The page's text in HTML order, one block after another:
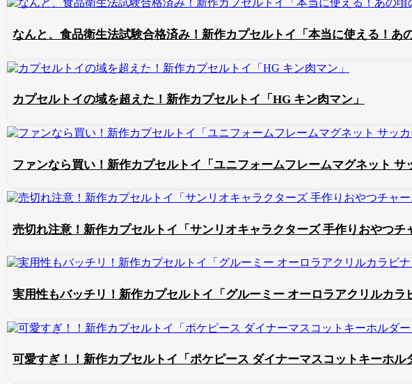
なんと、食品衛生法試験合格済み！新作カプセルトイ「本当に使える！あ
カプセルトイの域を超えた！新作カプセルトイ「HG キン肉マン」
ファンなら買い！新作カプセルトイ「ユニフォームフレームマグネット サ
売切れ注意！新作カプセルトイ「サンリオキャラクターズ 手作りおやつ
実用性もバッチリ！新作カプセルトイ「グルーミー オーロラアクリルカラ
可愛すぎ！！新作カプセルトイ「ポケピース ダイナーマスコットキーホル